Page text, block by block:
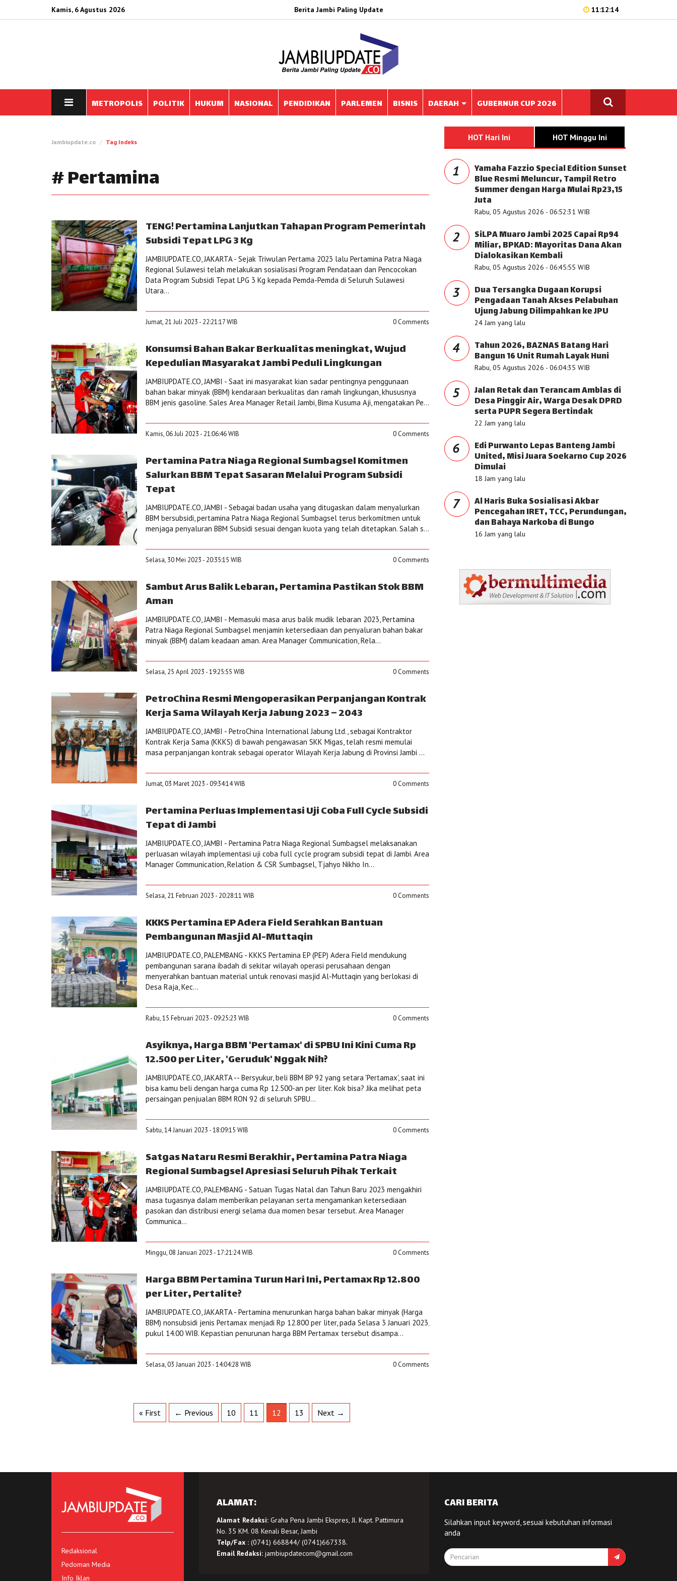
Kamis, 6 Agustus 2026 Berita Jambi Paling Update 11:12:14
METROPOLIS POLITIK HUKUM NASIONAL PENDIDIKAN PARLEMEN BISNIS DAERAH GUBERNUR CUP 2026
Jambiupdate.co Tag Indeks
# Pertamina
TENG! Pertamina Lanjutkan Tahapan Program Pemerintah
Subsidi Tepat LPG 3 Kg
JAMBIUPDATE.CO, JAKARTA - Sejak Triwulan Pertama 2023 lalu Pertamina Patra Niaga
Regional Sulawesi telah melakukan sosialisasi Program Pendataan dan Pencocokan
Data Program Subsidi Tepat LPG 3 Kg kepada Pemda-Pemda di Seluruh Sulawesi
Utara...
Jumat, 21 Juli 2023 - 22:21:17 WIB 0 Comments
Konsumsi Bahan Bakar Berkualitas meningkat, Wujud
Kepedulian Masyarakat Jambi Peduli Lingkungan
JAMBIUPDATE.CO, JAMBI - Saat ini masyarakat kian sadar pentingnya penggunaan
bahan bakar minyak (BBM) kendaraan berkualitas dan ramah lingkungan, khususnya
BBM jenis gasoline. Sales Area Manager Retail Jambi, Bima Kusuma Aji, mengatakan Pe...
Kamis, 06 Juli 2023 - 21:06:46 WIB 0 Comments
Pertamina Patra Niaga Regional Sumbagsel Komitmen
Salurkan BBM Tepat Sasaran Melalui Program Subsidi
Tepat
JAMBIUPDATE.CO, JAMBI - Sebagai badan usaha yang ditugaskan dalam menyalurkan
BBM bersubsidi, pertamina Patra Niaga Regional Sumbagsel terus berkomitmen untuk
menjaga penyaluran BBM Subsidi sesuai dengan kuota yang telah ditetapkan. Salah s...
Selasa, 30 Mei 2023 - 20:35:15 WIB 0 Comments
Sambut Arus Balik Lebaran, Pertamina Pastikan Stok BBM
Aman
JAMBIUPDATE.CO, JAMBI - Memasuki masa arus balik mudik lebaran 2023, Pertamina
Patra Niaga Regional Sumbagsel menjamin ketersediaan dan penyaluran bahan bakar
minyak (BBM) dalam keadaan aman. Area Manager Communication, Rela...
Selasa, 25 April 2023 - 19:25:55 WIB 0 Comments
PetroChina Resmi Mengoperasikan Perpanjangan Kontrak
Kerja Sama Wilayah Kerja Jabung 2023 – 2043
JAMBIUPDATE.CO, JAMBI - PetroChina International Jabung Ltd., sebagai Kontraktor
Kontrak Kerja Sama (KKKS) di bawah pengawasan SKK Migas, telah resmi memulai
masa perpanjangan kontrak sebagai operator Wilayah Kerja Jabung di Provinsi Jambi ...
Jumat, 03 Maret 2023 - 09:34:14 WIB 0 Comments
Pertamina Perluas Implementasi Uji Coba Full Cycle Subsidi
Tepat di Jambi
JAMBIUPDATE.CO, JAMBI - Pertamina Patra Niaga Regional Sumbagsel melaksanakan
perluasan wilayah implementasi uji coba full cycle program subsidi tepat di Jambi. Area
Manager Communication, Relation & CSR Sumbagsel, Tjahyo Nikho In...
Selasa, 21 Februari 2023 - 20:28:11 WIB 0 Comments
KKKS Pertamina EP Adera Field Serahkan Bantuan
Pembangunan Masjid Al-Muttaqin
JAMBIUPDATE.CO, PALEMBANG - KKKS Pertamina EP (PEP) Adera Field mendukung
pembangunan sarana ibadah di sekitar wilayah operasi perusahaan dengan
menyerahkan bantuan material untuk renovasi masjid Al-Muttaqin yang berlokasi di
Desa Raja, Kec...
Rabu, 15 Februari 2023 - 09:25:23 WIB 0 Comments
Asyiknya, Harga BBM 'Pertamax' di SPBU Ini Kini Cuma Rp
12.500 per Liter, 'Geruduk' Nggak Nih?
JAMBIUPDATE.CO, JAKARTA -- Bersyukur, beli BBM BP 92 yang setara 'Pertamax', saat ini
bisa kamu beli dengan harga cuma Rp 12.500-an per liter. Kok bisa? Jika melihat peta
persaingan penjualan BBM RON 92 di seluruh SPBU...
Sabtu, 14 Januari 2023 - 18:09:15 WIB 0 Comments
Satgas Nataru Resmi Berakhir, Pertamina Patra Niaga
Regional Sumbagsel Apresiasi Seluruh Pihak Terkait
JAMBIUPDATE.CO, PALEMBANG - Satuan Tugas Natal dan Tahun Baru 2023 mengakhiri
masa tugasnya dalam memberikan pelayanan serta mengamankan ketersediaan
pasokan dan distribusi energi selama dua momen besar tersebut. Area Manager
Communica...
Minggu, 08 Januari 2023 - 17:21:24 WIB 0 Comments
Harga BBM Pertamina Turun Hari Ini, Pertamax Rp 12.800
per Liter, Pertalite?
JAMBIUPDATE.CO, JAKARTA - Pertamina menurunkan harga bahan bakar minyak (Harga
BBM) nonsubsidi jenis Pertamax menjadi Rp 12.800 per liter, pada Selasa 3 Januari 2023,
pukul 14.00 WIB. Kepastian penurunan harga BBM Pertamax tersebut disampa...
Selasa, 03 Januari 2023 - 14:04:28 WIB 0 Comments
« First ← Previous 10 11 12 13 Next →
HOT Hari Ini HOT Minggu Ini
1 Yamaha Fazzio Special Edition Sunset
Blue Resmi Meluncur, Tampil Retro
Summer dengan Harga Mulai Rp23,15
Juta
Rabu, 05 Agustus 2026 - 06:52:31 WIB
2 SiLPA Muaro Jambi 2025 Capai Rp94
Miliar, BPKAD: Mayoritas Dana Akan
Dialokasikan Kembali
Rabu, 05 Agustus 2026 - 06:45:55 WIB
3 Dua Tersangka Dugaan Korupsi
Pengadaan Tanah Akses Pelabuhan
Ujung Jabung Dilimpahkan ke JPU
24 Jam yang lalu
4 Tahun 2026, BAZNAS Batang Hari
Bangun 16 Unit Rumah Layak Huni
Rabu, 05 Agustus 2026 - 06:04:35 WIB
5 Jalan Retak dan Terancam Amblas di
Desa Pinggir Air, Warga Desak DPRD
serta PUPR Segera Bertindak
22 Jam yang lalu
6 Edi Purwanto Lepas Banteng Jambi
United, Misi Juara Soekarno Cup 2026
Dimulai
18 Jam yang lalu
7 Al Haris Buka Sosialisasi Akbar
Pencegahan IRET, TCC, Perundungan,
dan Bahaya Narkoba di Bungo
16 Jam yang lalu
Redaksional
Pedoman Media
Info Iklan
ALAMAT:
Alamat Redaksi:Graha Pena Jambi Ekspres, Jl. Kapt. Pattimura
No. 35 KM. 08 Kenali Besar, Jambi
Telp/Fax :(0741) 668844/ (0741)667338.
Email Redaksi: jambiupdatecom@gmail.com
CARI BERITA
Silahkan input keyword, sesuai kebutuhan informasi
anda